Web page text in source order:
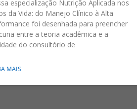
especialização Nutrição Aplicada nos
da Vida: do Manejo Clínico à Alta
foi desenhada para preencher
entre a teoria acadêmica e a
do consultório de
MAIS